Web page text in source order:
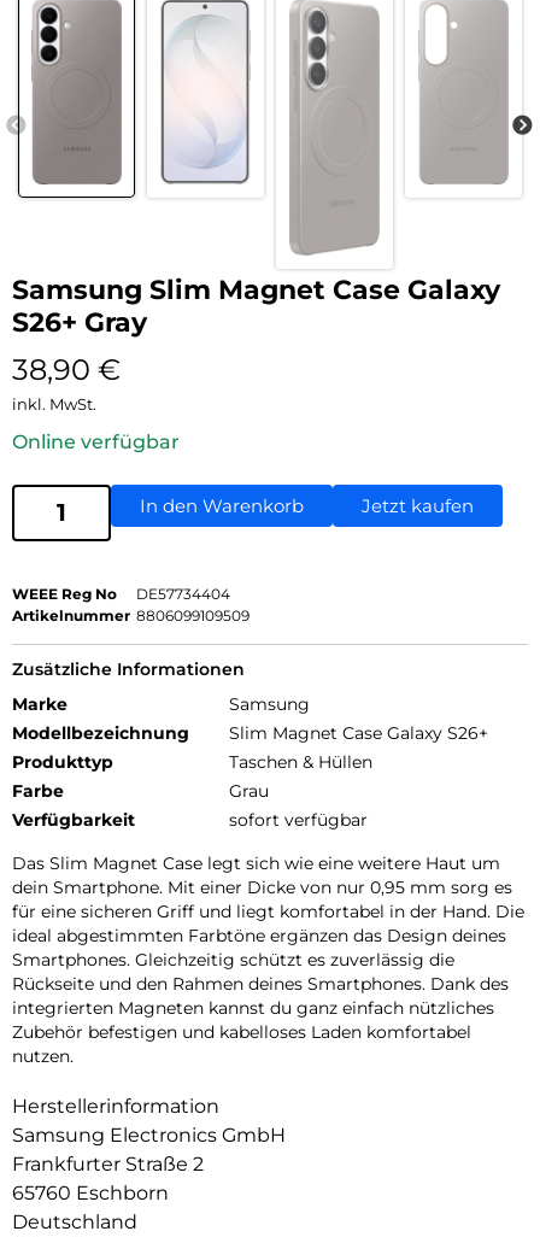
Samsung Slim Magnet Case Galaxy
S26+ Gray
38,90 €
inkl. MwSt.
Online verfügbar
In den Warenkorb Jetzt kaufen
WEEE Reg No
DE57734404
Artikelnummer 8806099109509
Zusätzliche Informationen
Marke
Samsung
Modellbezeichnung
Slim Magnet Case Galaxy S26+
Produkttyp
Taschen & Hüllen
Farbe
Grau
Verfügbarkeit
sofort verfügbar
Das Slim Magnet Case legt sich wie eine weitere Haut um
dein Smartphone. Mit einer Dicke von nur 0,95 mm sorg es
für eine sicheren Griff und liegt komfortabel in der Hand. Die
ideal abgestimmten Farbtöne ergänzen das Design deines
Smartphones. Gleichzeitig schützt es zuverlässig die
Rückseite und den Rahmen deines Smartphones. Dank des
integrierten Magneten kannst du ganz einfach nützliches
Zubehör befestigen und kabelloses Laden komfortabel
nutzen.
Herstellerinformation
Samsung Electronics GmbH
Frankfurter Straße 2
65760 Eschborn
Deutschland